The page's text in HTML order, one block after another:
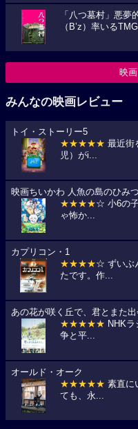
「八つ墓村」悪
（B’z）率いる
映
みんなの映画レビュー
トイ・ストーリー5
★★★★★ 最近街
児）がi...
映画ちいかわ 人魚の島のひみつ
★★★★☆ 小6の
ゃ怖か...
カプリコン・1
★★★★☆ ずいぶ
たです。作...
あの花が咲く丘で、君とまた出
★★★★★ NHK
争と平...
オールド・オーク
★★★★★ 素直に
ても、永...